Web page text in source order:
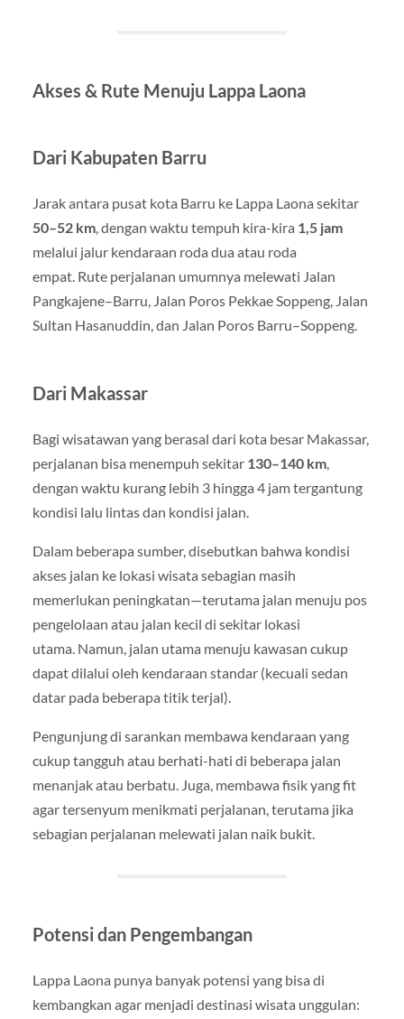
Akses & Rute Menuju Lappa Laona
Dari Kabupaten Barru
Jarak antara pusat kota Barru ke Lappa Laona sekitar
50–52 km, dengan waktu tempuh kira-kira 1,5 jam
melalui jalur kendaraan roda dua atau roda
empat. Rute perjalanan umumnya melewati Jalan
Pangkajene–Barru, Jalan Poros Pekkae Soppeng, Jalan
Sultan Hasanuddin, dan Jalan Poros Barru–Soppeng.
Dari Makassar
Bagi wisatawan yang berasal dari kota besar Makassar,
perjalanan bisa menempuh sekitar 130–140 km,
dengan waktu kurang lebih 3 hingga 4 jam tergantung
kondisi lalu lintas dan kondisi jalan.
Dalam beberapa sumber, disebutkan bahwa kondisi
akses jalan ke lokasi wisata sebagian masih
memerlukan peningkatan—terutama jalan menuju pos
pengelolaan atau jalan kecil di sekitar lokasi
utama. Namun, jalan utama menuju kawasan cukup
dapat dilalui oleh kendaraan standar (kecuali sedan
datar pada beberapa titik terjal).
Pengunjung di sarankan membawa kendaraan yang
cukup tangguh atau berhati-hati di beberapa jalan
menanjak atau berbatu. Juga, membawa fisik yang fit
agar tersenyum menikmati perjalanan, terutama jika
sebagian perjalanan melewati jalan naik bukit.
Potensi dan Pengembangan
Lappa Laona punya banyak potensi yang bisa di
kembangkan agar menjadi destinasi wisata unggulan: